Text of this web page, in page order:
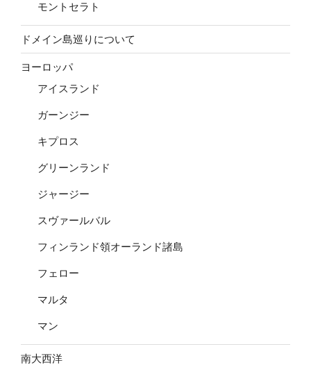
モントセラト
ドメイン島巡りについて
ヨーロッパ
アイスランド
ガーンジー
キプロス
グリーンランド
ジャージー
スヴァールバル
フィンランド領オーランド諸島
フェロー
マルタ
マン
南大西洋